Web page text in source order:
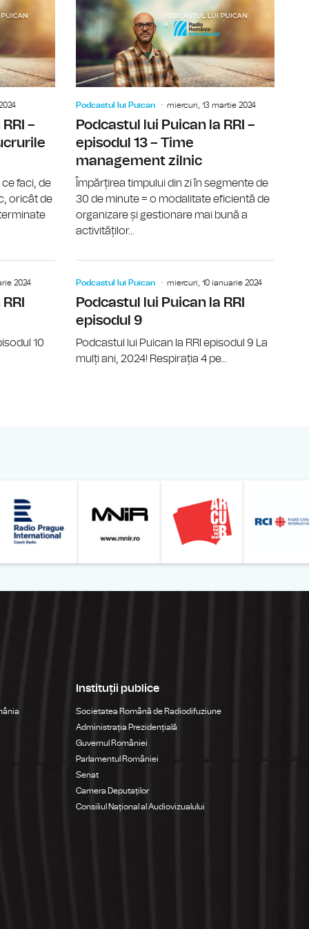
–
faci, de
oricât de
Podcastul lui Puican miercuri, 13 martie 2024
Podcastul lui Puican la RRI –
episodul 13 – Time
management zilnic
Împărțirea timpului din zi în segmente de
30 de minute = o modalitate eficientă de
organizare și gestionare mai bună a
activităților...
2024
10
Podcastul lui Puican miercuri, 10 ianuarie 2024
Podcastul lui Puican la RRI
episodul 9
Podcastul lui Puican la RRI episodul 9 La
mulți ani, 2024! Respirația 4 pe...
România – Bucureşti
Instituții publice
Societatea Română de Radiodifuziune
Administrația Prezidențială
Guvernul României
Parlamentul României
Senat
Camera Deputaților
Consiliul Național al Audiovizualului